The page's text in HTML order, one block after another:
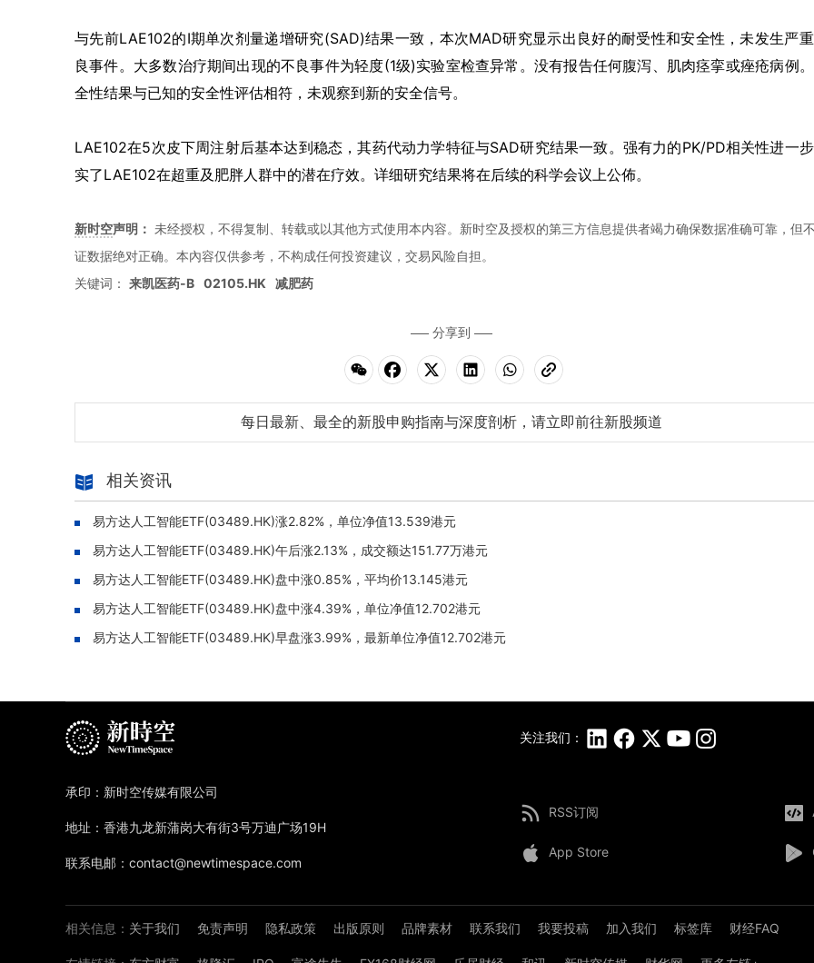
与先前LAE102的I期单次剂量递增研究(SAD)结果一致，本次MAD研究显示出良好的耐受性和安全性，未发生严
良事件。大多数治疗期间出现的不良事件为轻度(1级)实验室检查异常。没有报告任何腹泻、肌肉痉挛或痤疮病例
全性结果与已知的安全性评估相符，未观察到新的安全信号。
LAE102在5次皮下周注射后基本达到稳态，其药代动力学特征与SAD研究结果一致。强有力的PK/PD相关性进一
实了LAE102在超重及肥胖人群中的潜在疗效。详细研究结果将在后续的科学会议上公佈。
新时空声明： 未经授权，不得复制、转载或以其他方式使用本内容。新时空及授权的第三方信息提供者竭力确保数据准确可靠，但
证数据绝对正确。本內容仅供参考，不构成任何投资建议，交易风险自担。
关键词： 来凯医药-B 02105.HK 减肥药
分享到
每日最新、最全的新股申购指南与深度剖析，请立即前往新股频道
相关资讯
易方达人工智能ETF(03489.HK)涨2.82%，单位净值13.539港元
易方达人工智能ETF(03489.HK)午后涨2.13%，成交额达151.77万港元
易方达人工智能ETF(03489.HK)盘中涨0.85%，平均价13.145港元
易方达人工智能ETF(03489.HK)盘中涨4.39%，单位净值12.702港元
易方达人工智能ETF(03489.HK)早盘涨3.99%，最新单位净值12.702港元
关注我们：
RSS订阅
App Store
相关信息： 关于我们 免责声明 隐私政策 出版原则 品牌素材 联系我们 我要投稿 加入我们 标签库 财经FAQ
承印：新时空传媒有限公司
地址：香港九龙新蒲岗大有街3号万迪广场19H
联系电邮：contact@newtimespace.com